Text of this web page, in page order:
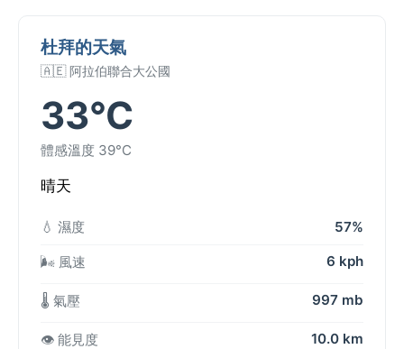
杜拜的天氣
🇦🇪 阿拉伯聯合大公國
33°C
體感溫度 39°C
晴天
💧 濕度 57%
🌬️ 風速 6 kph
🌡️ 氣壓 997 mb
👁️ 能見度 10.0 km